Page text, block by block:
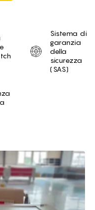
Sistema di
garanzia
della
sicurezza
(SAS)
1610 ST